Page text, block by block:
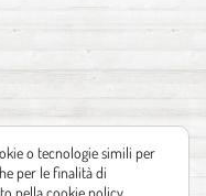
o tecnologie simili per
per le finalità di
nellacookie policy